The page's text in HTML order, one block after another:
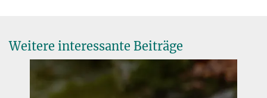
Traffic noise exposure depresses plasma corticosterone and
delays offspring growth in breeding zebra finches.
Conservation Physiology
Weitere interessante Beiträge